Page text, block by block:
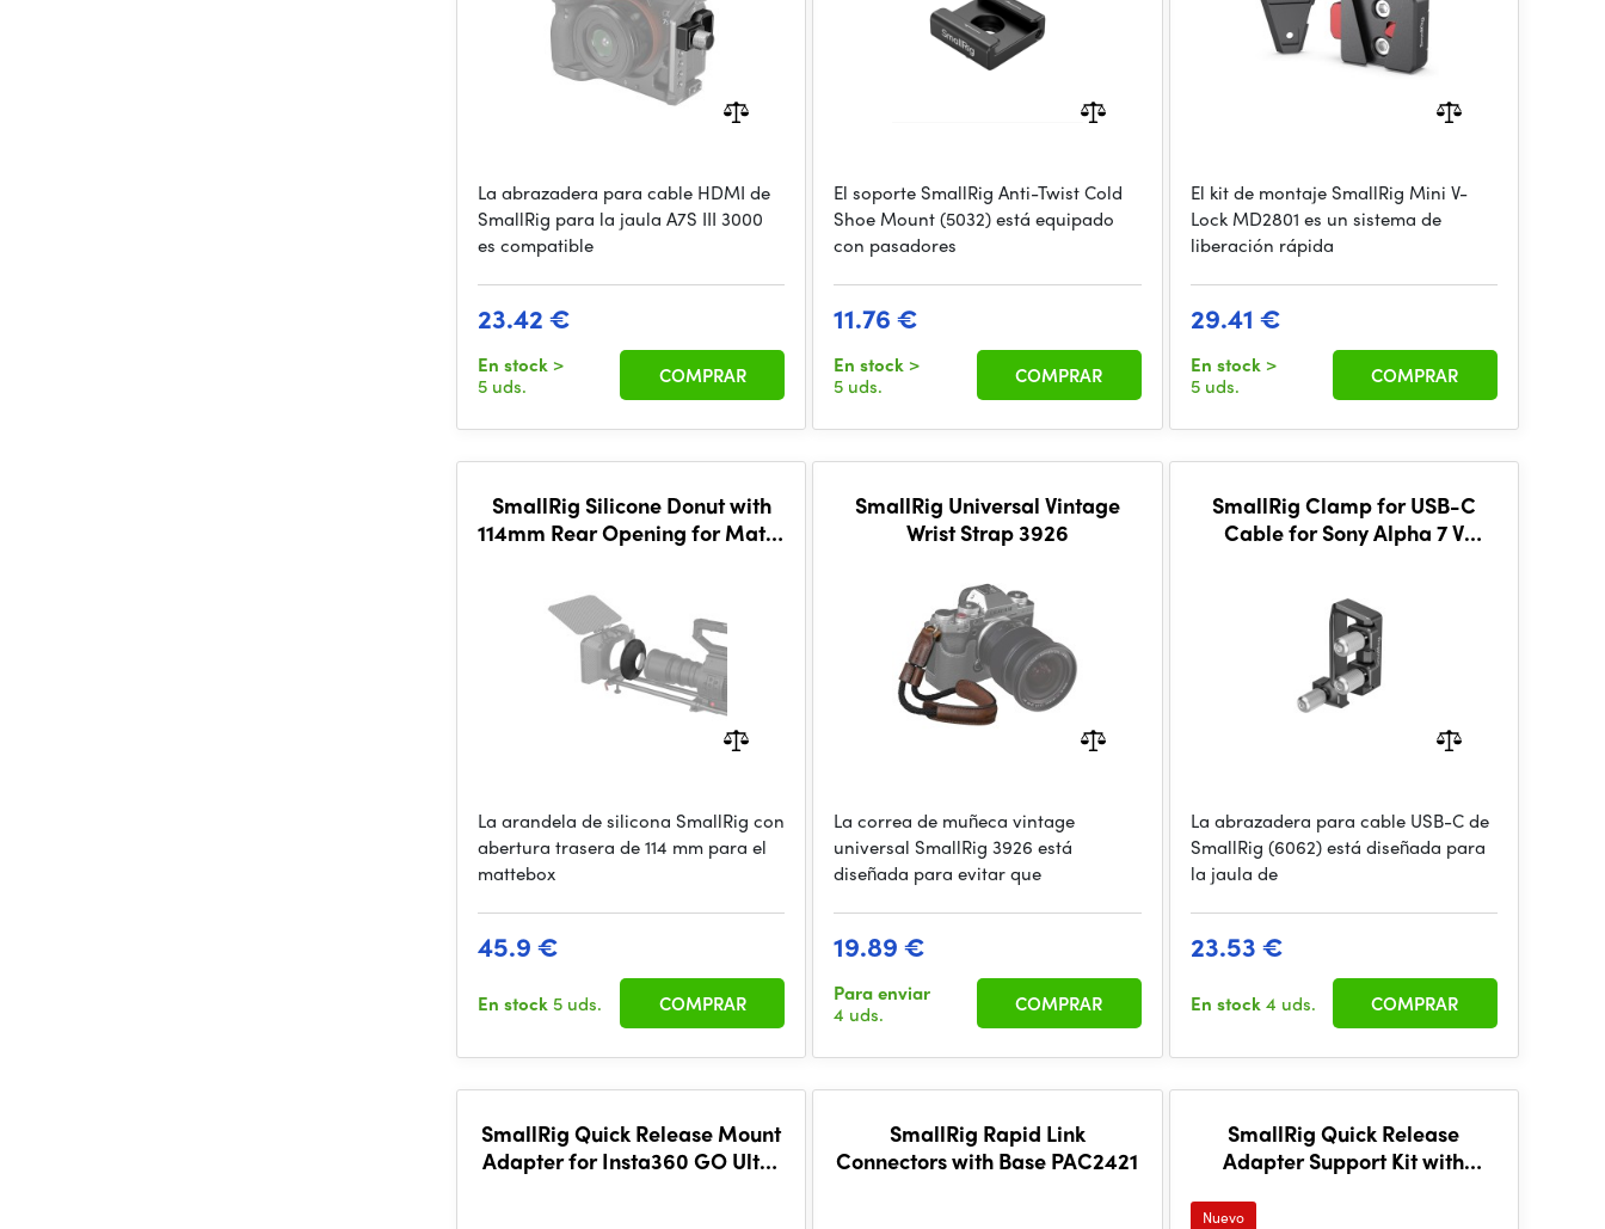
La abrazadera para cable HDMI de
SmallRig para la jaula A7S III 3000
es compatible
23.42 €
En stock >
5 uds.
COMPRAR
El soporte SmallRig Anti-Twist Cold
Shoe Mount (5032) está equipado
con pasadores
11.76 €
En stock >
5 uds.
COMPRAR
El kit de montaje SmallRig Mini V-
Lock MD2801 es un sistema de
liberación rápida
29.41 €
En stock >
5 uds.
COMPRAR
SmallRig Silicone Donut with
114mm Rear Opening for Matte
La arandela de silicona SmallRig con
abertura trasera de 114 mm para el
mattebox
45.9 €
En stock 5 uds. COMPRAR
SmallRig Universal Vintage
Wrist Strap 3926
La correa de muñeca vintage
universal SmallRig 3926 está
diseñada para evitar que
19.89 €
Para enviar
4 uds.
COMPRAR
SmallRig Clamp for USB-C
Cable for Sony Alpha 7 V
La abrazadera para cable USB-C de
SmallRig (6062) está diseñada para
la jaula de
23.53 €
En stock4 uds. COMPRAR
SmallRig Quick Release Mount
Adapter for Insta360 GO Ultra
SmallRig Rapid Link
Connectors with Base PAC2421
SmallRig Quick Release
Adapter Support Kit with
Nuevo